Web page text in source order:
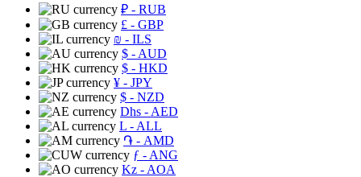
₽ - RUB
£ - GBP
₪ - ILS
$ - AUD
$ - HKD
¥ - JPY
$ - NZD
Dhs - AED
L - ALL
֏ - AMD
ƒ - ANG
Kz - AOA